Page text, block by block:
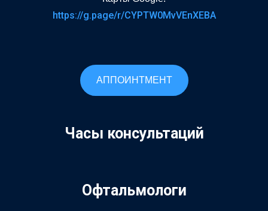
https://g.page/r/CYPTW0MvVEnXEBA
АППОИНТМЕНТ
Часы консультаций
Офтальмологи